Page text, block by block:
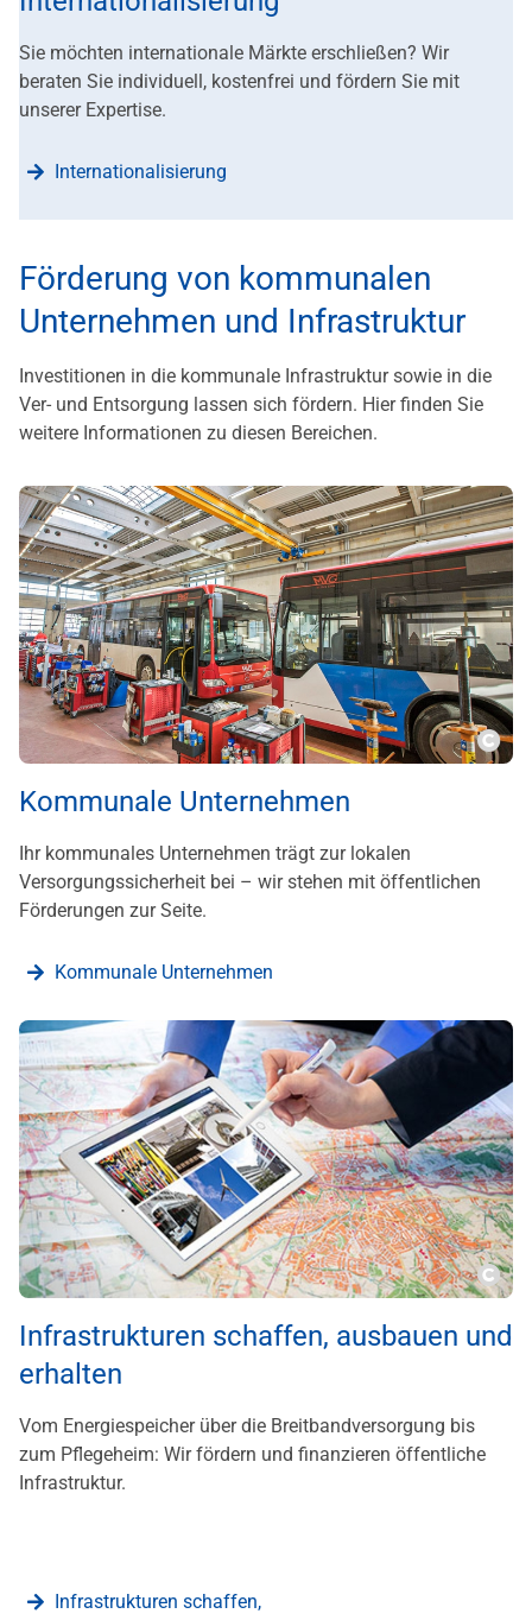
Sie möchten internationale Märkte erschließen? Wir
beraten Sie individuell, kostenfrei und fördern Sie mit
unserer Expertise.
Internationalisierung
Förderung von kommunalen
Unternehmen und Infrastruktur
Investitionen in die kommunale Infrastruktur sowie in die
Ver- und Entsorgung lassen sich fördern. Hier finden Sie
weitere Informationen zu diesen Bereichen.
Kommunale Unternehmen
Ihr kommunales Unternehmen trägt zur lokalen
Versorgungssicherheit bei – wir stehen mit öffentlichen
Förderungen zur Seite.
Kommunale Unternehmen
Infrastrukturen schaffen, ausbauen und
erhalten
Vom Energiespeicher über die Breitbandversorgung bis
zum Pflegeheim: Wir fördern und finanzieren öffentliche
Infrastruktur.
Infrastrukturen schaffen,